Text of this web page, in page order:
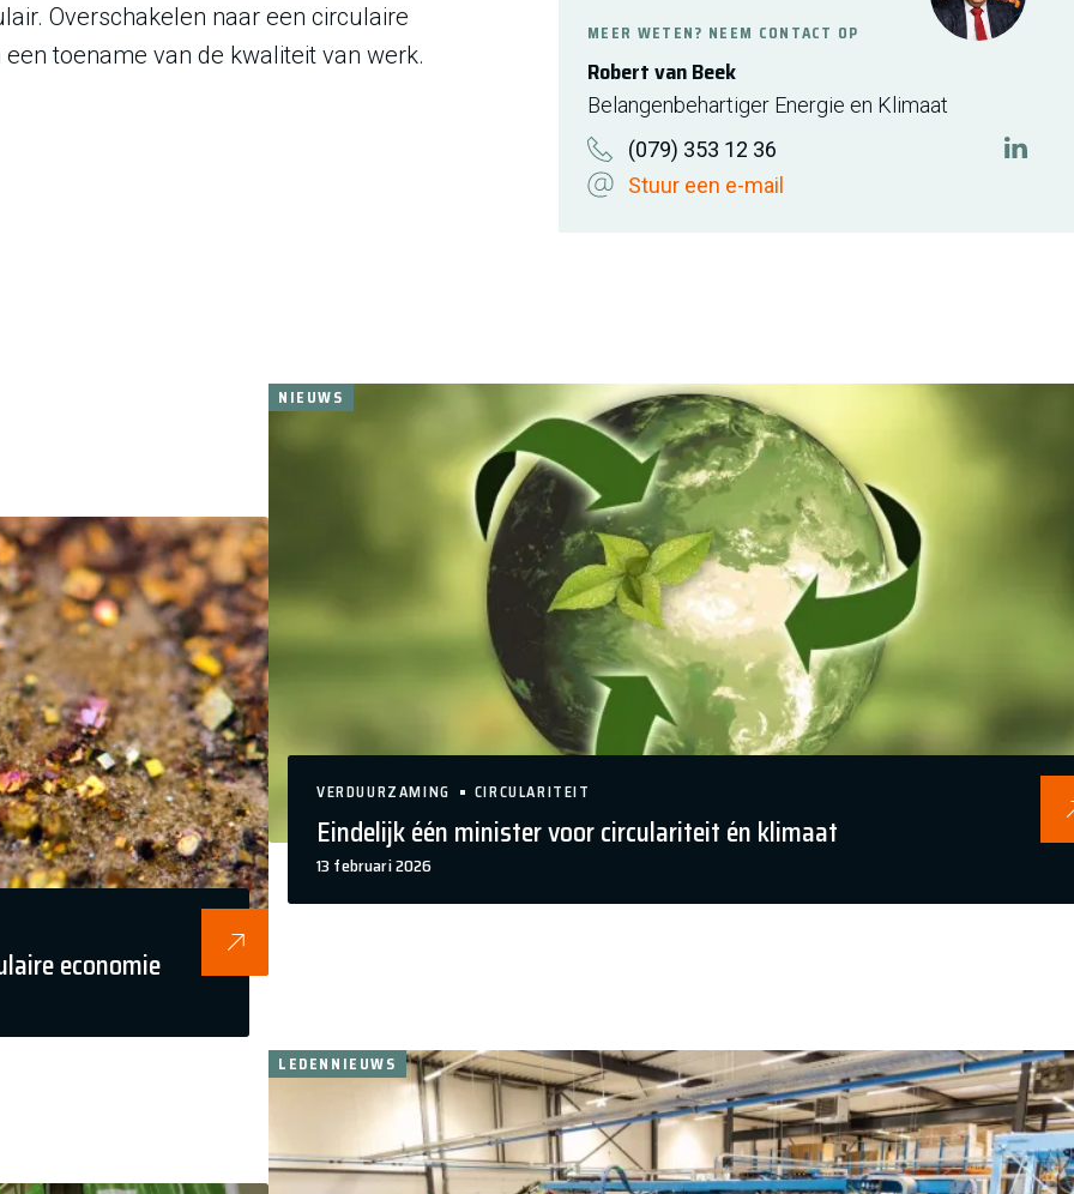
Overschakelen naar een circulaire
toename van de kwaliteit van werk.
Het programma en de website bieden informatie,
MEER WETEN? NEEM CONTACT OP
Robert van Beek
Belangenbehartiger Energie en Klimaat
(079) 353 12 36
Stuur een e-mail
http://
economie
Eindelijk één minister voor circulariteit én klimaat
13 februari 2026
VERDUURZAMING CIRCULARITEIT
NIEUWS
LEDENNIEUWS